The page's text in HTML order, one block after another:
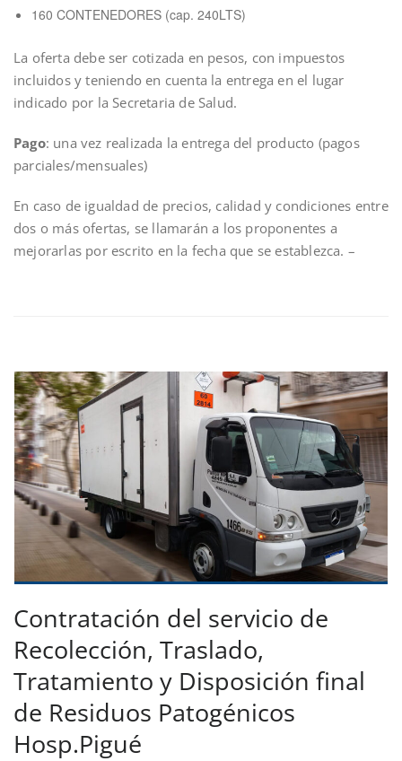
160 CONTENEDORES (cap. 240LTS)
La oferta debe ser cotizada en pesos, con impuestos
incluidos y teniendo en cuenta la entrega en el lugar
indicado por la Secretaria de Salud.
Pago: una vez realizada la entrega del producto (pagos
parciales/mensuales)
En caso de igualdad de precios, calidad y condiciones entre
dos o más ofertas, se llamarán a los proponentes a
mejorarlas por escrito en la fecha que se establezca. –
Contratación del servicio de
Recolección, Traslado,
Tratamiento y Disposición final
de Residuos Patogénicos
Hosp.Pigué